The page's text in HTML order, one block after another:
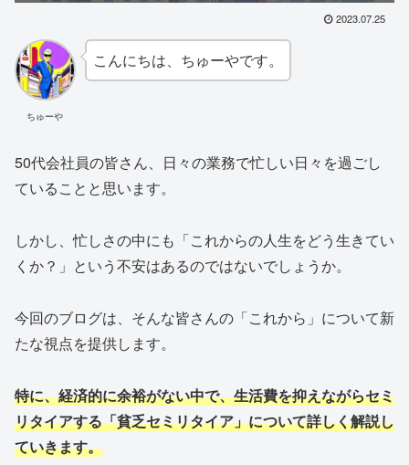
2023.07.25
ちゅーや
こんにちは、ちゅーやです。
50代会社員の皆さん、日々の業務で忙しい日々を過ごし
ていることと思います。
しかし、忙しさの中にも「これからの人生をどう生きてい
くか？」という不安はあるのではないでしょうか。
今回のブログは、そんな皆さんの「これから」について新
たな視点を提供します。
特に、経済的に余裕がない中で、生活費を抑えながらセミ
リタイアする「貧乏セミリタイア」について詳しく解説し
ていきます。